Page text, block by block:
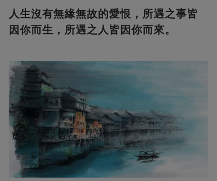
人生沒有無緣無故的愛恨，所遇之事皆
因你而生，所遇之人皆因你而來。